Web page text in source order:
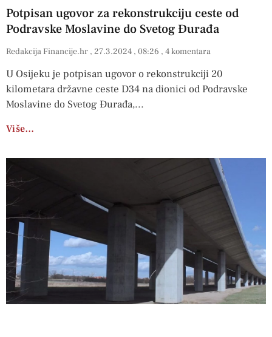
Potpisan ugovor za rekonstrukciju ceste od
Podravske Moslavine do Svetog Đurađa
Redakcija Financije.hr 27.3.2024 08:26 4 komentara
U Osijeku je potpisan ugovor o rekonstrukciji 20
kilometara državne ceste D34 na dionici od Podravske
Moslavine do Svetog Đurađa,
Više…